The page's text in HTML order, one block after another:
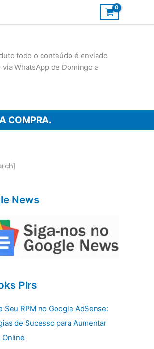
todo o conteúdo é enviado
WhatsApp de Domingo a
COMPRA.
News
Plrs
Seu RPM no Google AdSense:
de Sucesso para Aumentar
Online